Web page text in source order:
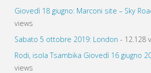
Giovedì 18 giugno: Marconi site – Sky Road
views
Sabato 5 ottobre 2019: London - 12.128
Rodi, isola Tsambika Giovedì 16 giugno
views